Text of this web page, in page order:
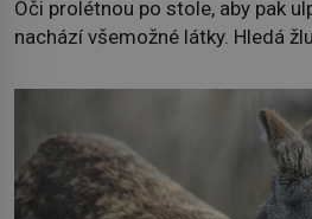
Oči prolétnou po stole, aby pak
nachází všemožné látky. Hledá
plán dokončit. Pod termínem
směs s názvem lučavka
pro nic za nic, […]